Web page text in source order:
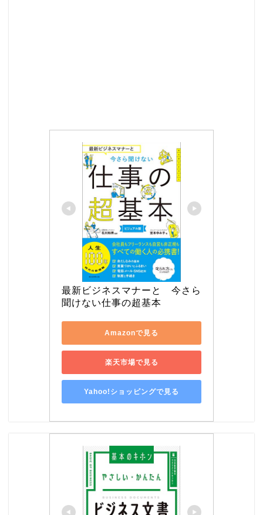
最新ビジネスマナーと　今さら
聞けない仕事の超基本
Amazonで見る
楽天市場で見る
Yahoo!ショッピングで見る